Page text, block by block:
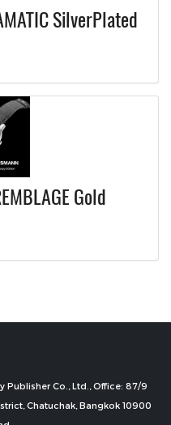
SilverPlated
Gold
Publisher Co., Ltd., Office: 87/9
Chatuchak, Bangkok 10900